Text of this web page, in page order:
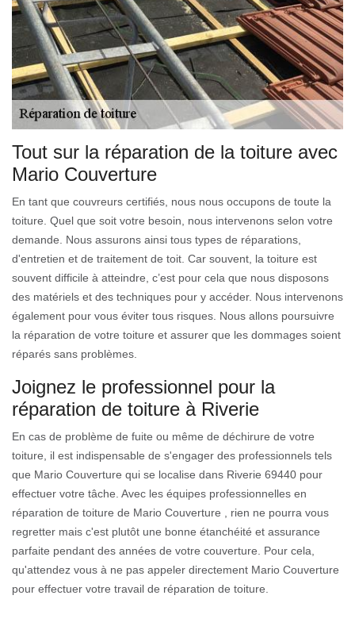
Tout sur la réparation de la toiture avec
Mario Couverture
En tant que couvreurs certifiés, nous nous occupons de toute la
toiture. Quel que soit votre besoin, nous intervenons selon votre
demande. Nous assurons ainsi tous types de réparations,
d'entretien et de traitement de toit. Car souvent, la toiture est
souvent difficile à atteindre, c’est pour cela que nous disposons
des matériels et des techniques pour y accéder. Nous intervenons
également pour vous éviter tous risques. Nous allons poursuivre
la réparation de votre toiture et assurer que les dommages soient
réparés sans problèmes.
Joignez le professionnel pour la
réparation de toiture à Riverie
En cas de problème de fuite ou même de déchirure de votre
toiture, il est indispensable de s'engager des professionnels tels
que Mario Couverture qui se localise dans Riverie 69440 pour
effectuer votre tâche. Avec les équipes professionnelles en
réparation de toiture de Mario Couverture , rien ne pourra vous
regretter mais c'est plutôt une bonne étanchéité et assurance
parfaite pendant des années de votre couverture. Pour cela,
qu'attendez vous à ne pas appeler directement Mario Couverture
pour effectuer votre travail de réparation de toiture.